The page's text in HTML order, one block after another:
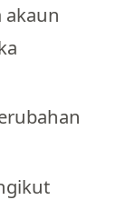
akaun